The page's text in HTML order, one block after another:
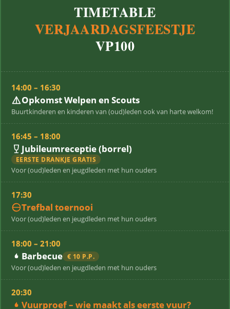
TIMETABLE
VERJAARDAGSFEESTJE
VP100
14:00 – 16:30
Opkomst Welpen en Scouts
Buurtkinderen en kinderen van (oud)leden ook van harte welkom!
16:45 – 18:00
Jubileumreceptie (borrel)
EERSTE DRANKJE GRATIS
Voor (oud)leden en jeugdleden met hun ouders
17:30
Trefbal toernooi
Voor (oud)leden en jeugdleden met hun ouders
18:00 – 21:00
Barbecue € 10 P.P.
Voor (oud)leden en jeugdleden met hun ouders
20:30
Vuurproef – wie maakt als eerste vuur?